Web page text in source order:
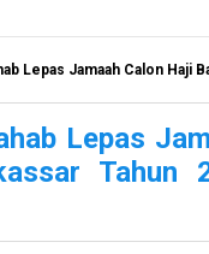
Calon Haji Bantaeng Kloter 42
Lepas
Tahun